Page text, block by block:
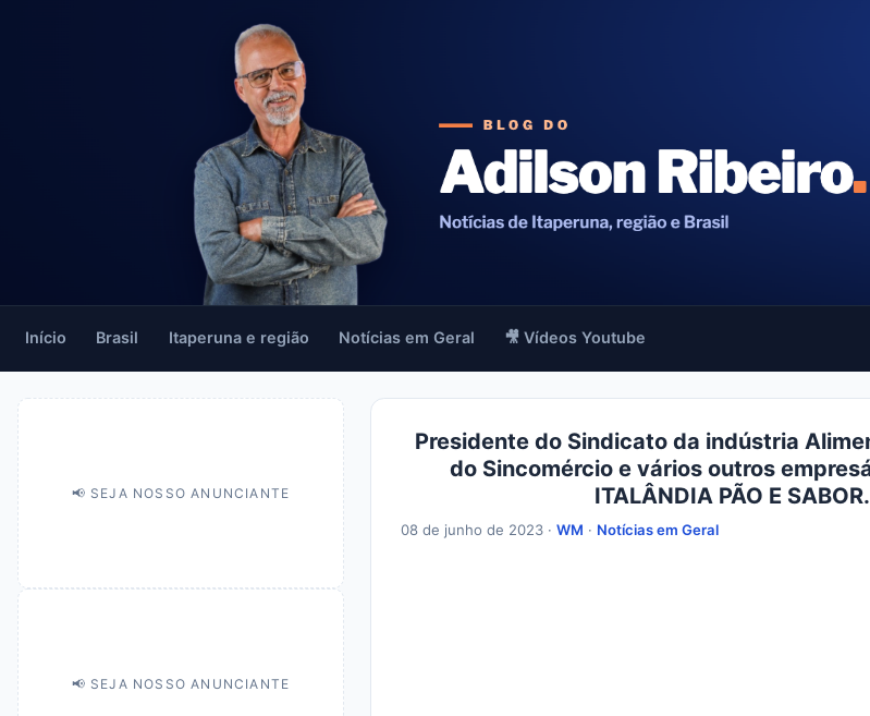
Início Brasil Itaperuna e região Notícias em Geral 🎥 Vídeos Youtube
📢 SEJA NOSSO ANUNCIANTE
📢 SEJA NOSSO ANUNCIANTE
Presidente do Sindicato da indústria
do Sincomércio e vários outros
ITALÂNDIA PÃO E SABOR.
08 de junho de 2023 ·WM · Notícias em Geral